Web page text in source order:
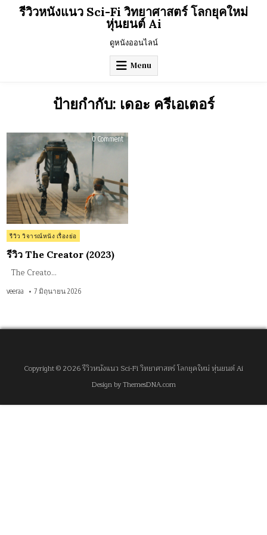
รีวิวหนังแนว Sci-Fi วิทยาศาสตร์ โลกยุคใหม่
หุ่นยนต์ Ai
ดูหนังออนไลน์
Menu
ป้ายกำกับ: เดอะ ครีเอเตอร์
0 Commenton
รีวิว
Posted
in
รีวิว วิจารณ์หนัง เรื่องย่อ
รีวิว The Creator (2023)
The Creato…
veeraa 7 มิถุนายน 2026
Copyright © 2026 รีวิวหนังแนว Sci-Fi วิทยาศาสตร์ โลกยุคใหม่ หุ่นยนต์ Ai
Design by ThemesDNA.com